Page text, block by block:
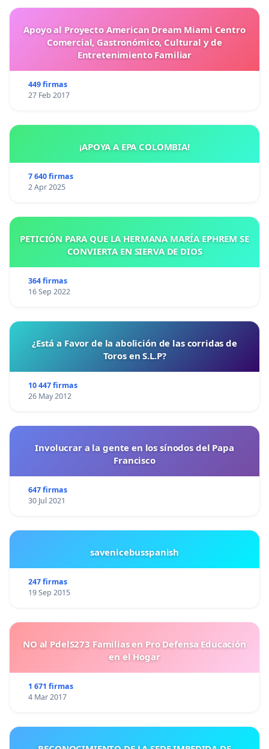
Apoyo al Proyecto American Dream Miami Centro
Comercial, Gastronómico, Cultural y de
Entretenimiento Familiar
449 firmas
27 Feb 2017
¡APOYA A EPA COLOMBIA!
7 640 firmas
2 Apr 2025
PETICIÓN PARA QUE LA HERMANA MARÍA EPHREM SE
CONVIERTA EN SIERVA DE DIOS
364 firmas
16 Sep 2022
¿Está a Favor de la abolición de las corridas de
Toros en S.L.P?
10 447 firmas
26 May 2012
Involucrar a la gente en los sínodos del Papa
Francisco
647 firmas
30 Jul 2021
savenicebusspanish
247 firmas
19 Sep 2015
NO al PdelS273 Familias en Pro Defensa Educación
en el Hogar
1 671 firmas
4 Mar 2017